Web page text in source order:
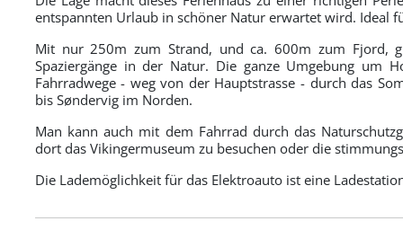
entspannten Urlaub in schöner Natur erwartet wird. Ideal
Mit nur 250m zum Strand, und ca. 600m zum Fjord,
Spaziergänge in der Natur. Die ganze Umgebung um
Fahrradwege - weg von der Hauptstrasse - durch das
bis Søndervig im Norden.
Man kann auch mit dem Fahrrad durch das
dort das Vikingermuseum zu besuchen oder die
Die Lademöglichkeit für das Elektroauto ist eine